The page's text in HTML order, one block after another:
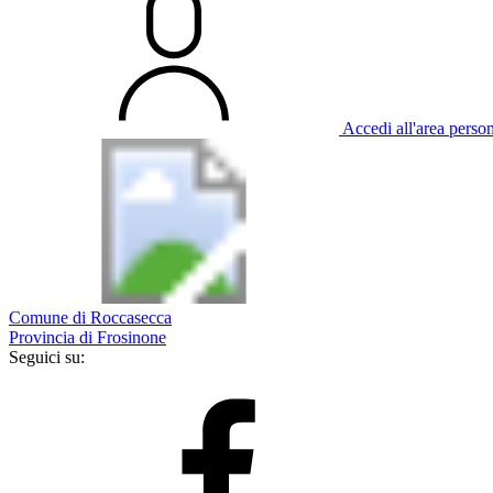
Accedi all'area
Comune di Roccasecca
Provincia di Frosinone
Seguici su: